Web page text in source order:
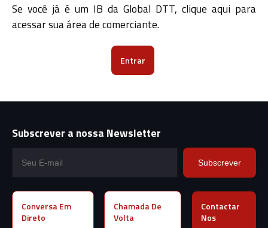
Se você já é um IB da Global DTT, clique aqui para
acessar sua área de comerciante.
Entrar
Subscrever a nossa Newsletter
Subscrever
Conversa Em
Direto
Chamada De
Volta
Contactar
Nos